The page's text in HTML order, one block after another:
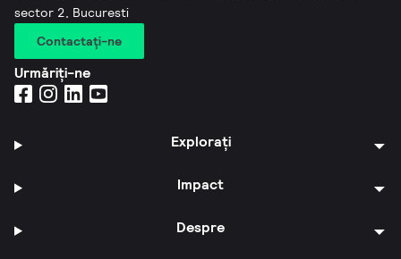
sector 2, Bucuresti
Contactaţi-ne
Urmăriți-ne
Explorați
Impact
Despre